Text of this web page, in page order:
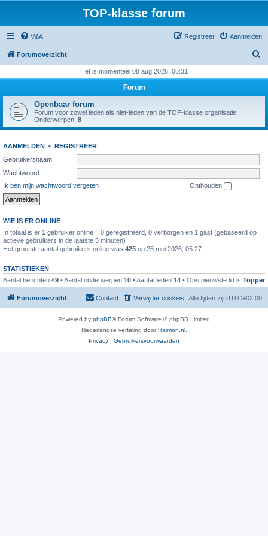
TOP-klasse forum
V&A Aanmelden
Registreer
Forumoverzicht
k
Het is momenteel 08 aug 2026, 06:31
Forum
Openbaar forum
Forum voor zowel leden als niet-leden van de TOP-klasse organisatie.
Onderwerpen: 8
AANMELDEN • REGISTREER
Gebruikersnaam:
Wachtwoord:
Ik ben mijn wachtwoord vergeten
Onthouden
WIE IS ER ONLINE
In totaal is er 1 gebruiker online :: 0 geregistreerd, 0 verborgen en 1 gast (gebaseerd op
actieve gebruikers in de laatste 5 minuten)
Het grootste aantal gebruikers online was 425 op 25 mei 2026, 05:27
STATISTIEKEN
Aantal berichten 49 • Aantal onderwerpen 10 • Aantal leden 14 • Ons nieuwste lid is Topper
Forumoverzicht Alle tijden zijn UTC+02:00
Verwijder cookies
Contact
Powered by phpBB® Forum Software © phpBB Limited
Nederlandse vertaling doorRaimon.nl.
Privacy | Gebruikersvoorwaarden